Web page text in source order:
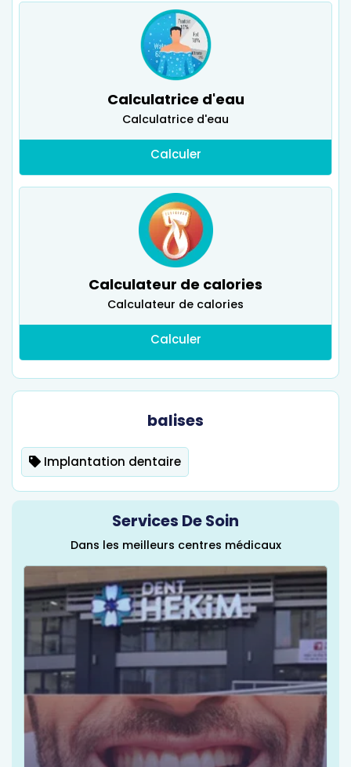
Calculatrice d'eau
Calculatrice d'eau
Calculer
Calculateur de calories
Calculateur de calories
Calculer
balises
Implantation dentaire
Services De Soin
Dans les meilleurs centres médicaux